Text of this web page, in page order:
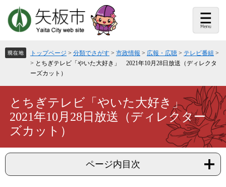
頭
で
飛
ば
本
トップページ > 分類でさがす > 市政情報 > 広報・広聴 > テレビ番組 >
> とちぎテレビ「やいた大好き」 2021年10月28日放送（ディレクタ
ーズカット）
とちぎテレビ「やいた大好き」
2021年10月28日放送（ディレクター
ズカット）
ページ内目次